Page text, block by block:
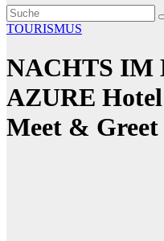
TOURISMUS
NACHTS IM
AZURE
Meet & Greet